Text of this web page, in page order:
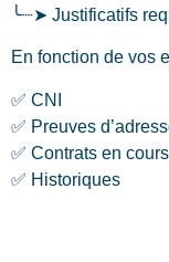
╰┈➤ Justificatifs
En fonction de vos
✅ CNI
✅ Preuves
✅ Contrats en cours
✅ Historiques